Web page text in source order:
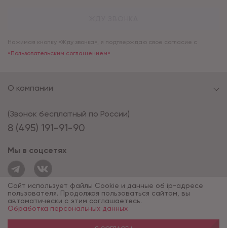
Нажимая кнопку «Жду звонка», я подтверждаю свое согласие с
«Пользовательским соглашением»
8 (495) 191-91-90
(Звонок бесплатный по России)
Мы в соцсетях
О компании
© 1994 - 2026*, «ОПУС ТД»
Сайт использует файлы Cookie и данные об ip-адресе
пользователя. Продолжая пользоваться сайтом, вы
автоматически с этим соглашаетесь.
Обработка персональных данных